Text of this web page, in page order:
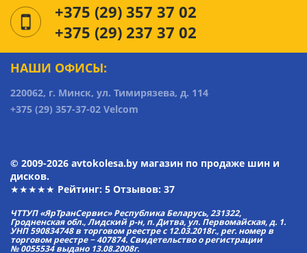
+375 (29) 357 37 02
+375 (29) 237 37 02
НАШИ ОФИСЫ:
220062, г. Минск, ул. Тимирязева, д. 114
+375 (29) 357-37-02 Velcom
© 2009-2026 avtokolesa.by магазин по продаже шин и
дисков.
★★★★★ Рейтинг: 5 Отзывов: 37
ЧТТУП «ЯрТранСервис» Республика Беларусь, 231322,
Гродненская обл., Лидский р-н, п. Дитва, ул. Первомайская, д. 1.
УНП 590834748 в торговом реестре с 12.03.2018г., рег. номер в
торговом реестре − 407874. Свидетельство о регистрации
№ 0055534 выдано 13.08.2008г.